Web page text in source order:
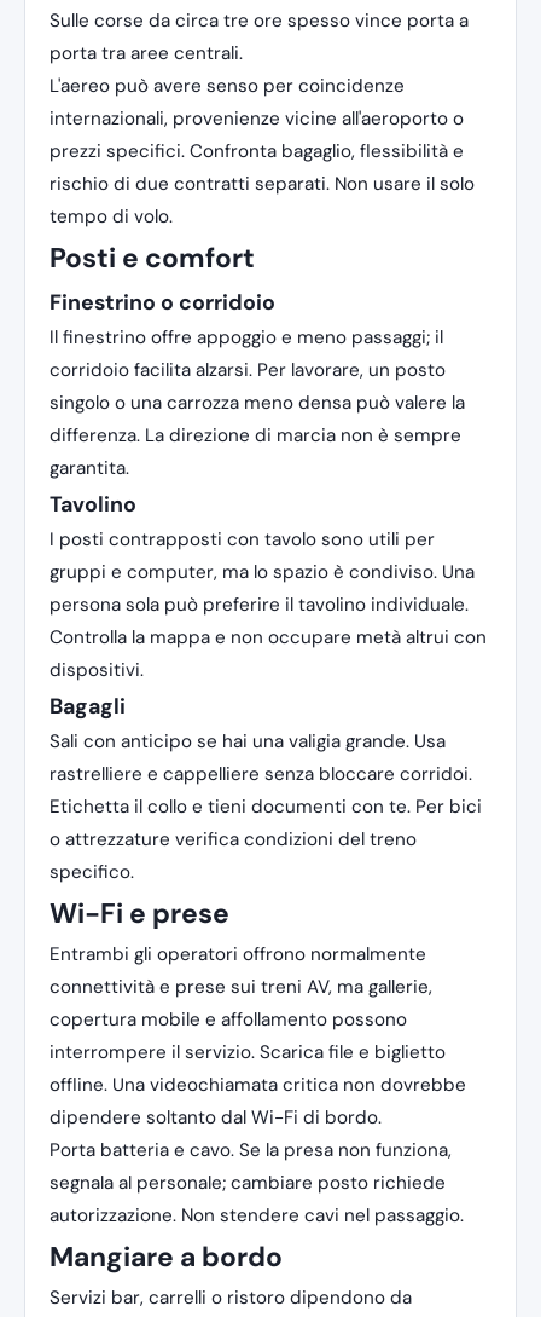
Sulle corse da circa tre ore spesso vince porta a
porta tra aree centrali.
L'aereo può avere senso per coincidenze
internazionali, provenienze vicine all'aeroporto o
prezzi specifici. Confronta bagaglio, flessibilità e
rischio di due contratti separati. Non usare il solo
tempo di volo.
Posti e comfort
Finestrino o corridoio
Il finestrino offre appoggio e meno passaggi; il
corridoio facilita alzarsi. Per lavorare, un posto
singolo o una carrozza meno densa può valere la
differenza. La direzione di marcia non è sempre
garantita.
Tavolino
I posti contrapposti con tavolo sono utili per
gruppi e computer, ma lo spazio è condiviso. Una
persona sola può preferire il tavolino individuale.
Controlla la mappa e non occupare metà altrui con
dispositivi.
Bagagli
Sali con anticipo se hai una valigia grande. Usa
rastrelliere e cappelliere senza bloccare corridoi.
Etichetta il collo e tieni documenti con te. Per bici
o attrezzature verifica condizioni del treno
specifico.
Wi-Fi e prese
Entrambi gli operatori offrono normalmente
connettività e prese sui treni AV, ma gallerie,
copertura mobile e affollamento possono
interrompere il servizio. Scarica file e biglietto
offline. Una videochiamata critica non dovrebbe
dipendere soltanto dal Wi-Fi di bordo.
Porta batteria e cavo. Se la presa non funziona,
segnala al personale; cambiare posto richiede
autorizzazione. Non stendere cavi nel passaggio.
Mangiare a bordo
Servizi bar, carrelli o ristoro dipendono da